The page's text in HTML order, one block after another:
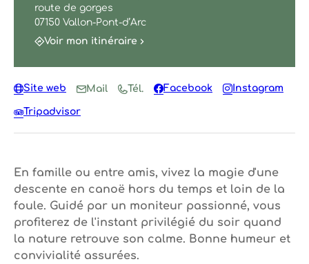
En famille ou entre amis, vivez la magie d'une
descente en canoë hors du temps et loin de la
foule. Guidé par un moniteur passionné, vous
profiterez de l'instant privilégié du soir quand
la nature retrouve son calme. Bonne humeur et
convivialité assurées.
route de gorges
07150 Vallon-Pont-d’Arc
Voir mon itinéraire
Site web Mail Tél. Facebook Instagram
Tripadvisor